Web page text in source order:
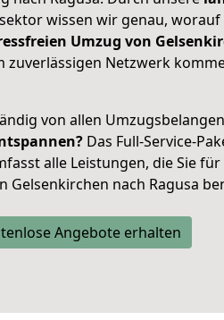
wissen wir genau, worauf
Umzug von
Netzwerk
von allen
Das Full-Service-
alle Leistungen, die Sie für
Gelsenkirchen nach Ragusa
Angebote erhalten